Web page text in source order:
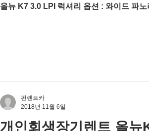
올뉴 K7 3.0 LPI 럭셔리 옵션 : 와이드 파
개인회생장기렌트 올뉴
펀렌트카
2018년 11월 6일